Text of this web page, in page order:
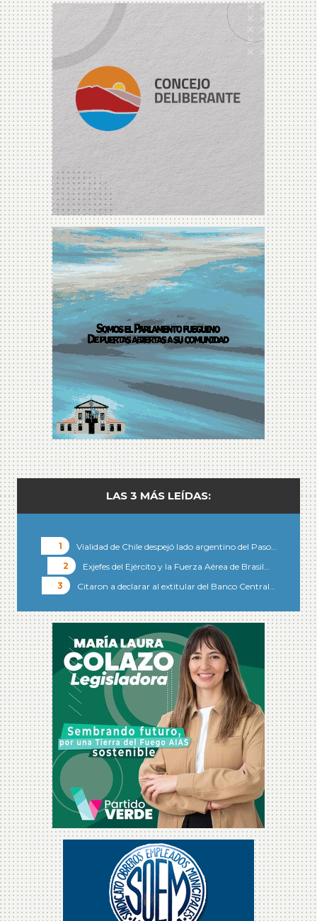
LAS 3 MÁS LEÍDAS:
Vialidad de Chile despejó lado argentino del Paso…
Exjefes del Ejército y la Fuerza Aérea de Brasil…
Citaron a declarar al extitular del Banco Central…